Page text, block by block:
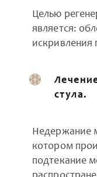
Целью
является:
искривления
стула.
Недержание
котором
подтекание